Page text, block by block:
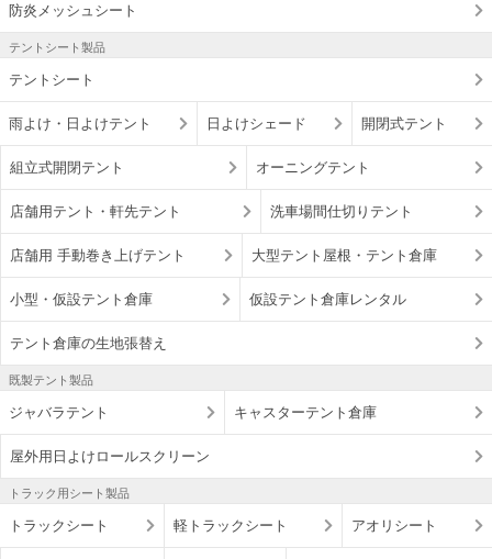
防炎メッシュシート
テントシート製品
テントシート
雨よけ・日よけテント 日よけシェード 開閉式テント
組立式開閉テント オーニングテント
店舗用テント・軒先テント 洗車場間仕切りテント
店舗用 手動巻き上げテント 大型テント屋根・テント倉庫
小型・仮設テント倉庫 仮設テント倉庫レンタル
テント倉庫の生地張替え
既製テント製品
ジャバラテント キャスターテント倉庫
屋外用日よけロールスクリーン
トラック用シート製品
トラックシート 軽トラックシート アオリシート